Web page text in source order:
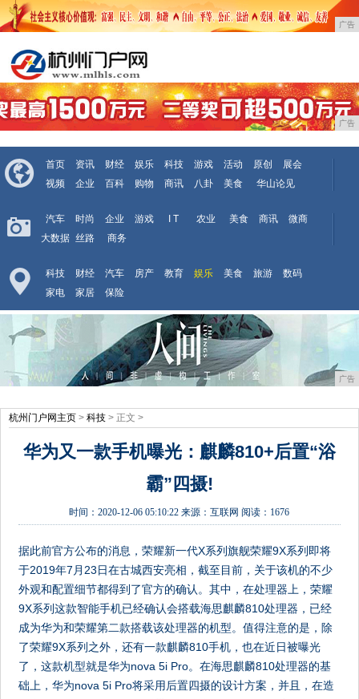
广告
广告
首页 资讯 财经 娱乐 科技 游戏 活动 原创
展会
视频
企业 百科 购物 商讯 八卦 美食 华山论见
汽车 时尚 企业 游戏 I T 农业 美食 商讯
微商
大数据 丝路 商务
科技 财经 汽车 房产 教育 娱乐 美食 旅游
数码
家电
家居 保险
广告
杭州门户网主页 > 科技 > 正文 >
华为又一款手机曝光：麒麟810+后置“浴
霸”四摄!
时间：2020-12-06 05:10:22 来源：互联网 阅读：1676
据此前官方公布的消息，荣耀新一代X系列旗舰荣耀9X系列即将
于2019年7月23日在古城西安亮相，截至目前，关于该机的不少
外观和配置细节都得到了官方的确认。其中，在处理器上，荣耀
9X系列这款智能手机已经确认会搭载海思麒麟810处理器，已经
成为华为和荣耀第二款搭载该处理器的机型。值得注意的是，除
了荣耀9X系列之外，还有一款麒麟810手机，也在近日被曝光
了，这款机型就是华为nova 5i Pro。在海思麒麟810处理器的基
础上，华为nova 5i Pro将采用后置四摄的设计方案，并且，在造